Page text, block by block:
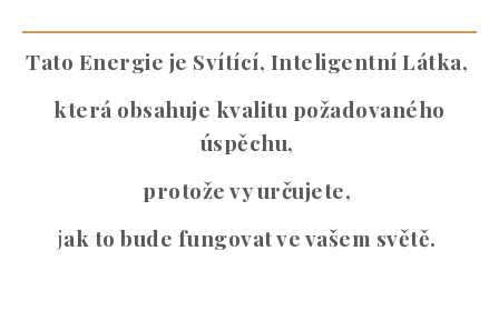
Tato Energie je Svítící, Inteligentní Látka,
která obsahuje kvalitu požadovaného
úspěchu,
protože vy určujete,
jak to bude fungovat ve vašem světě.